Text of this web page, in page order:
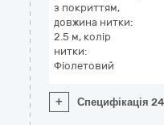
з покриттям,
довжина нитки:
2.5 м, колір
нитки:
Фіолетовий
+ Специфікація